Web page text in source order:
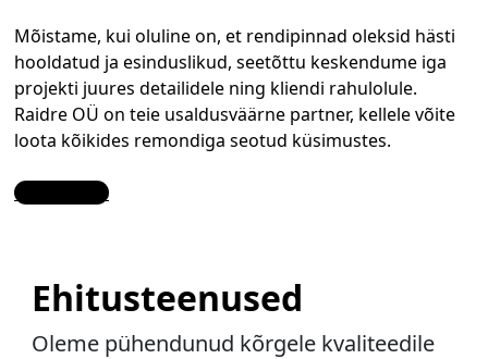
Mõistame, kui oluline on, et rendipinnad oleksid hästi
hooldatud ja esinduslikud, seetõttu keskendume iga
projekti juures detailidele ning kliendi rahulolule.
Raidre OÜ on teie usaldusväärne partner, kellele võite
loota kõikides remondiga seotud küsimustes.
Contact Us
Ehitusteenused
Oleme pühendunud kõrgele kvaliteedile